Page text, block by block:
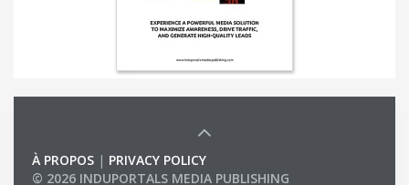
À PROPOS | PRIVACY POLICY
© 2026 INDUPORTALS MEDIA PUBLISHING